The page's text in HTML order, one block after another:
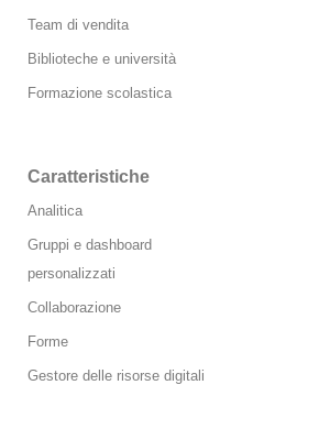
Team di vendita
Biblioteche e università
Formazione scolastica
Caratteristiche
Analitica
Gruppi e dashboard
personalizzati
Collaborazione
Forme
Gestore delle risorse digitali